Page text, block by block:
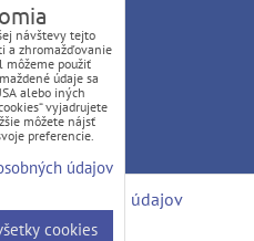
osobných údajov
návštevy tejto
a zhromažďovanie
môžeme použiť
údaje sa
alebo iných
vyjadrujete
môžete nájsť
preferencie.
údajov
cookies